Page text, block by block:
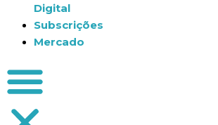
Digital
Subscrições
Mercado